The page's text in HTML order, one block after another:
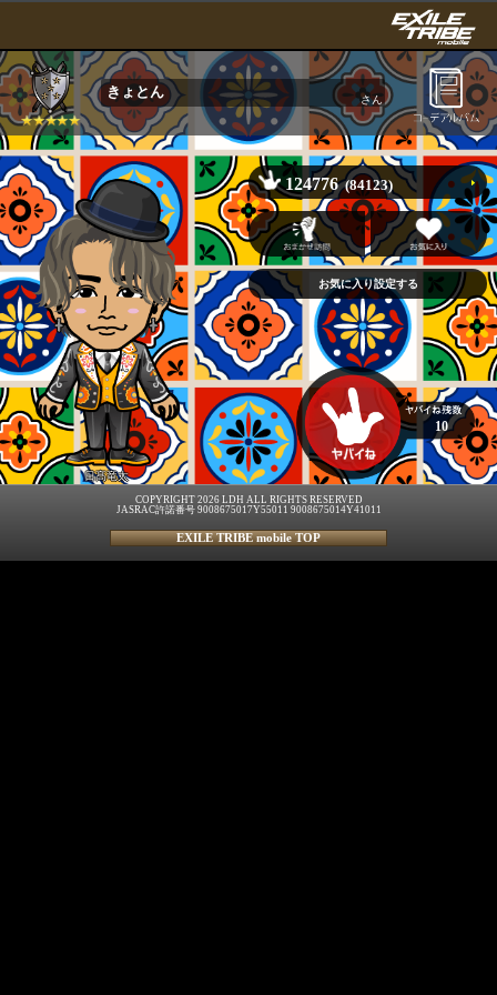
きょとん さん
日髙竜太
124776 (84123)
10
COPYRIGHT 2026 LDH ALL RIGHTS RESERVED
JASRAC許諾番号 9008675017Y55011 9008675014Y41011
EXILE TRIBE mobile TOP